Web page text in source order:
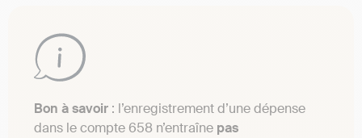
Bon à savoir : l’enregistrement d’une dépense
dans le compte 658 n’entraîne pas